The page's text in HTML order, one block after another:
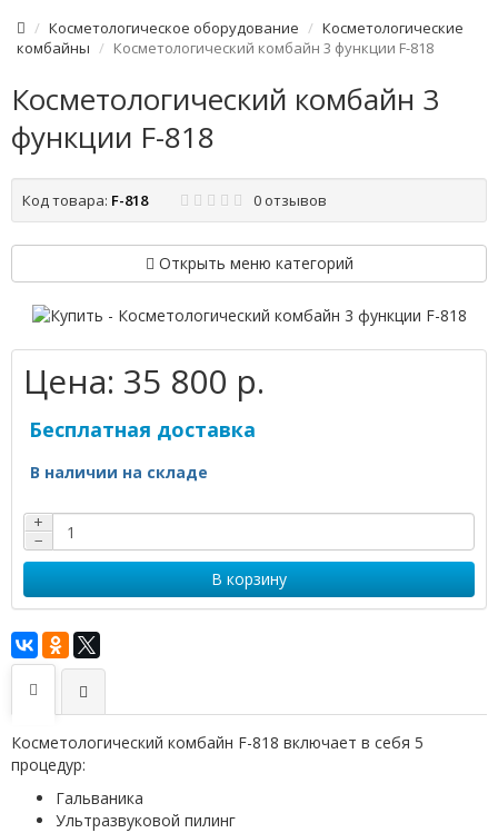
Косметологическое оборудование
Косметологические
комбайны
Косметологический комбайн 3 функции F-818
Косметологический комбайн 3
функции F-818
Код товара: F-818 0 отзывов
Открыть меню категорий
Цена: 35 800 р.
Бесплатная доставка
В наличии на складе
+
−
В корзину
Косметологический комбайн F-818 включает в себя 5
процедур:
Гальваника
Ультразвуковой пилинг